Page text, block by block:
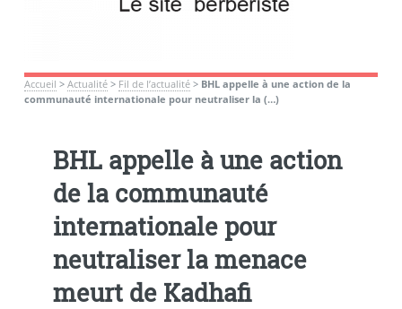
Accueil > Actualité> Fil de l’actualité> BHL appelle à une action de la
communauté internationale pour neutraliser la (…)
BHL appelle à une action
de la communauté
internationale pour
neutraliser la menace
meurt de Kadhafi